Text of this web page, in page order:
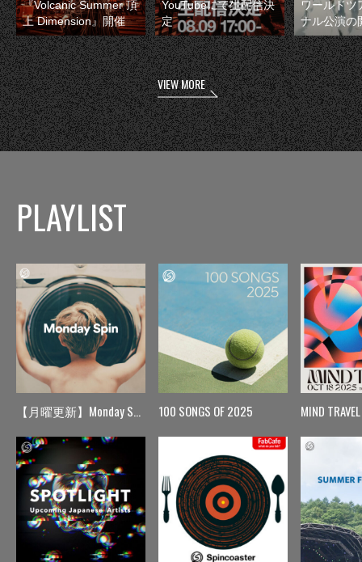
『Volcanic Summer 頂
上 Dimension』開催
YouTubeにて生配信決
定
ワールドツ
ナル公演の
VIEW MORE
PLAYLIST
【月曜更新】Monday Spin 100 SONGS OF 2025 MIND TRAVEL